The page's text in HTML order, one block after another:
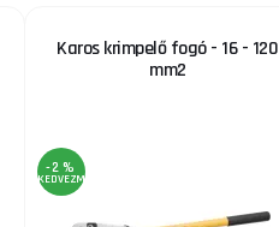
Karos krimpelő fogó - 16 - 120
mm2
-2 %
KEDVEZMÉNY